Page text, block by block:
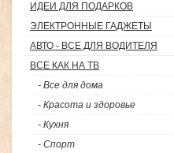
ИДЕИ ДЛЯ ПОДАРКОВ
ЭЛЕКТРОННЫЕ ГАДЖЕТЫ
АВТО - ВСЕ ДЛЯ ВОДИТЕЛЯ
ВСЕ КАК НА ТВ
- Все для дома
- Красота и здоровье
- Кухня
- Спорт